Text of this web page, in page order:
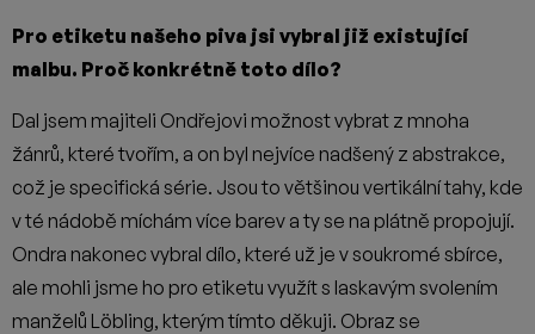
Pro etiketu našeho piva jsi vybral již existující
malbu. Proč konkrétně toto dílo?
Dal jsem majiteli Ondřejovi možnost vybrat z mnoha
žánrů, které tvořím, a on byl nejvíce nadšený z abstrakce,
což je specifická série. Jsou to většinou vertikální tahy, kde
v té nádobě míchám více barev a ty se na plátně propojují.
Ondra nakonec vybral dílo, které už je v soukromé sbírce,
ale mohli jsme ho pro etiketu využít s laskavým svolením
manželů Löbling, kterým tímto děkuji. Obraz se